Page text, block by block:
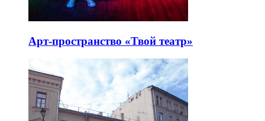
Арт-пространство «Твой театр»